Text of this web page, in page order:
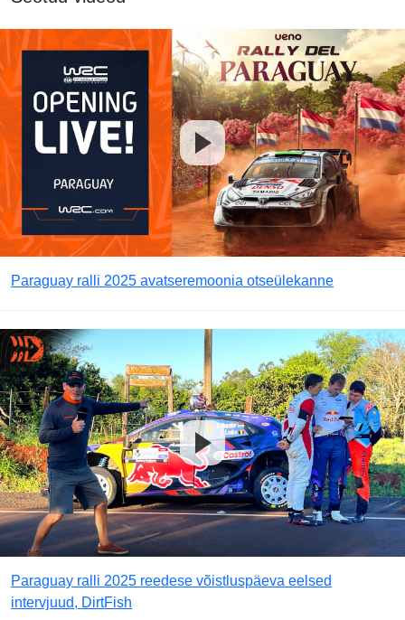
Paraguay ralli 2025 avatseremoonia otseülekanne
Paraguay ralli 2025 reedese võistluspäeva eelsed
intervjuud, DirtFish